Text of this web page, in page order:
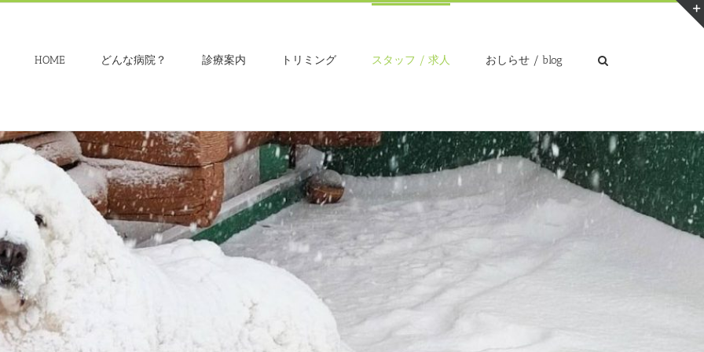
HOME
どんな病院？ 診療案内 トリミング スタッフ / 求人 おしらせ / blog